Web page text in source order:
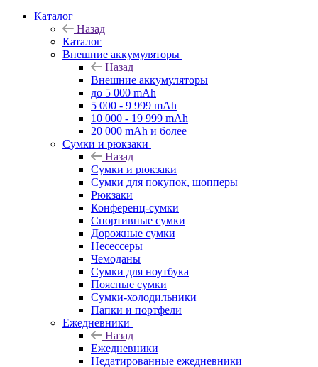
Каталог
Назад
Каталог
Внешние аккумуляторы
Назад
Внешние аккумуляторы
до 5 000 mAh
5 000 - 9 999 mAh
10 000 - 19 999 mAh
20 000 mAh и более
Сумки и рюкзаки
Назад
Сумки и рюкзаки
Сумки для покупок, шопперы
Рюкзаки
Конференц-сумки
Спортивные сумки
Дорожные сумки
Несессеры
Чемоданы
Сумки для ноутбука
Поясные сумки
Сумки-холодильники
Папки и портфели
Ежедневники
Назад
Ежедневники
Недатированные ежедневники